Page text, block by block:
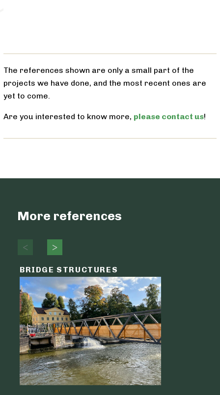
The references shown are only a small part of the
projects we have done, and the most recent ones are
yet to come.
Are you interested to know more, please contact us!
More references
BRIDGE STRUCTURES